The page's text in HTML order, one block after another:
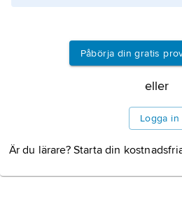
Påbörja din gratis
eller
Logga in
Är du lärare? Starta din